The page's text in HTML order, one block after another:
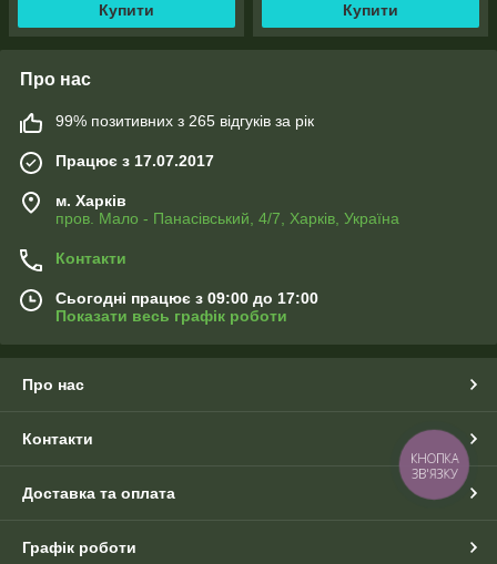
Купити Купити
Про нас
99% позитивних з 265 відгуків за рік
Працює з 17.07.2017
м. Харків
пров. Мало - Панасівський, 4/7, Харків, Україна
Контакти
Сьогодні працює з 09:00 до 17:00
Показати весь графік роботи
Про нас
Контакти
Доставка та оплата
Графік роботи
КНОПКА
ЗВ'ЯЗКУ